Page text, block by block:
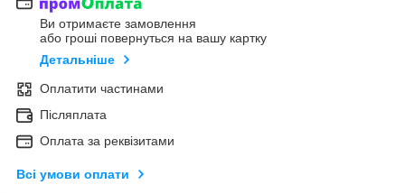
Ви отримаєте замовлення
або гроші повернуться на вашу картку
Детальніше
Оплатити частинами
Післяплата
Оплата за реквізитами
Всі умови оплати